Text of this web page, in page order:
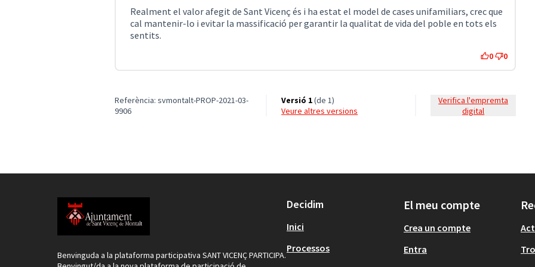
Realment el valor afegit de Sant Vicenç és i ha estat el model de cases unifamiliars, crec que
cal mantenir-lo i evitar la massificació per garantir la qualitat de vida del poble en tots els
sentits.
0 0
Referència: svmontalt-PROP-2021-03-
9906
Versió 1(de 1)
veure altres versions
Verifica l'empremta
digital
Benvinguda a la plataforma participativa SANT VICENÇ PARTICIPA.
Decidim
Inici
Processos
El meu compte
Crea un compte
Entra